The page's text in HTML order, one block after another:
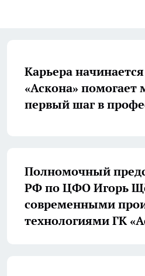
Карьера
«Аскона» помогает
первый шаг в
Полномочный
РФ по ЦФО Игорь
современными
технологиями ГК